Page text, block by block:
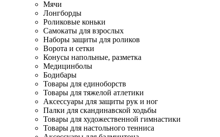
Мячи
Лонгборды
Роликовые коньки
Самокаты для взрослых
Наборы защиты для роликов
Ворота и сетки
Конусы напольные, разметка
Медицинболы
Бодибары
Товары для единоборств
Товары для тяжелой атлетики
Аксессуары для защиты рук и ног
Палки для скандинавской ходьбы
Товары для художественной гимнастики
Товары для настольного тенниса